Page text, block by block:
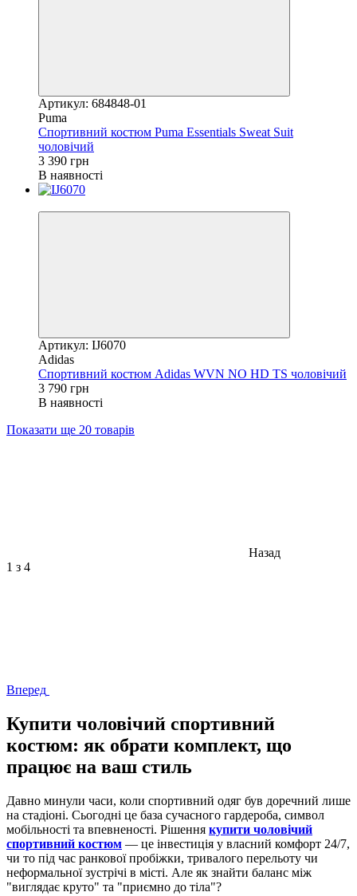
Артикул: 684848-01
Puma
Спортивний костюм Puma Essentials Sweat Suit
чоловічий
3 390 грн
В наявності
Артикул: IJ6070
Adidas
Спортивний костюм Adidas WVN NO HD TS чоловічий
3 790 грн
В наявності
Показати ще 20 товарів
Назад
1 з 4
Вперед
Купити чоловічий спортивний
костюм: як обрати комплект, що
працює на ваш стиль
Давно минули часи, коли спортивний одяг був доречний лише
на стадіоні. Сьогодні це база сучасного гардероба, символ
мобільності та впевненості. Рішення купити чоловічий
спортивний костюм — це інвестиція у власний комфорт 24/7,
чи то під час ранкової пробіжки, тривалого перельоту чи
неформальної зустрічі в місті. Але як знайти баланс між
"виглядає круто" та "приємно до тіла"?